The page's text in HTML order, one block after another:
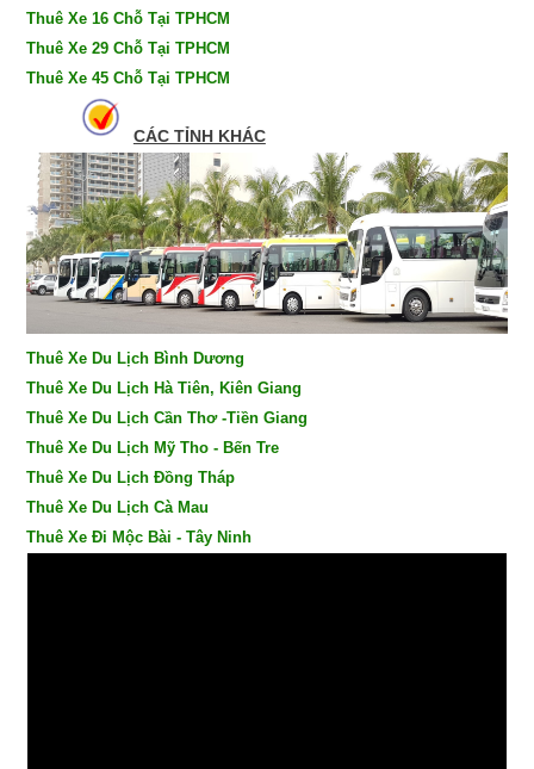
Thuê Xe 16 Chỗ Tại TPHCM
Thuê Xe 29 Chỗ Tại TPHCM
Thuê Xe 45 Chỗ Tại TPHCM
CÁC TỈNH KHÁC
Thuê Xe Du Lịch Bình Dương
Thuê Xe Du Lịch Hà Tiên, Kiên Giang
Thuê Xe Du Lịch Cần Thơ -Tiền Giang
Thuê Xe Du Lịch Mỹ Tho - Bến Tre
Thuê Xe Du Lịch Đồng Tháp
Thuê Xe Du Lịch Cà Mau
Thuê Xe Đi Mộc Bài - Tây Ninh